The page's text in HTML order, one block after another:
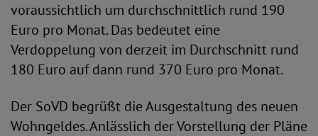
voraussichtlich um durchschnittlich rund 190
Euro pro Monat. Das bedeutet eine
Verdoppelung von derzeit im Durchschnitt rund
180 Euro auf dann rund 370 Euro pro Monat.
Der SoVD begrüßt die Ausgestaltung des neuen
Wohngeldes. Anlässlich der Vorstellung der Pläne